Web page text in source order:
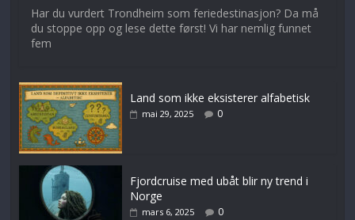
Har du vurdert Trondheim som feriedestinasjon? Da må
du stoppe opp og lese dette først! Vi har nemlig funnet
fem
Land som ikke eksisterer alfabetisk
mai 29, 2025 0
Fjordcruise med ubåt blir ny trend i
Norge
mars 6, 2025 0